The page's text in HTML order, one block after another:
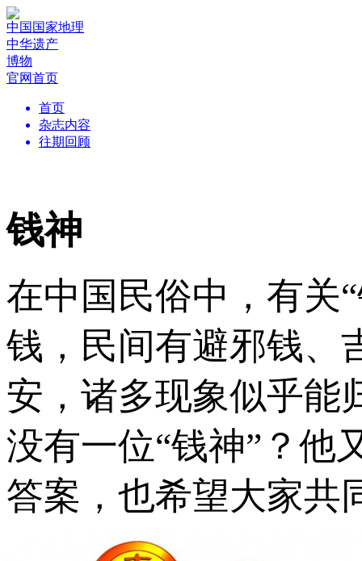
中国国家地理
中华遗产
博物
官网首页
首页
杂志内容
往期回顾
钱神
在中国民俗中，有关
钱，民间有避邪钱、
安，诸多现象似乎能
没有一位“钱神”？他
答案，也希望大家共